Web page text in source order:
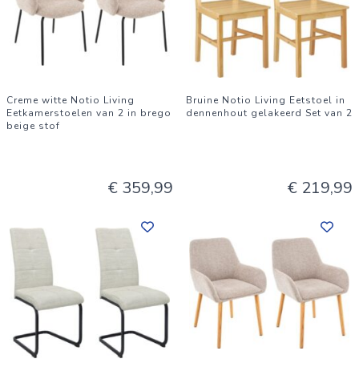
Creme witte Notio Living
Eetkamerstoelen van 2 in brego
beige stof
€ 359,99
Bruine Notio Living Eetstoel in
dennenhout gelakeerd Set van 2
€ 219,99